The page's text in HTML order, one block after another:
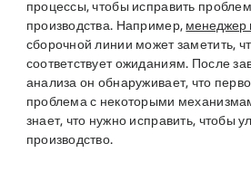
процессы, чтобы исправить
производства. Например, менеджер
сборочной линии может заметить,
соответствует ожиданиям. После
анализа он обнаруживает, что
проблема с некоторыми
знает, что нужно исправить, чтобы
производство.